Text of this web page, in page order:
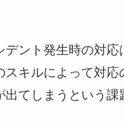
デント発生時の対応
スキルによって対応
出てしまうという課